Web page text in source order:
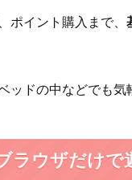
ポイント購入まで、
ドの中などでも気
ラウザだけで